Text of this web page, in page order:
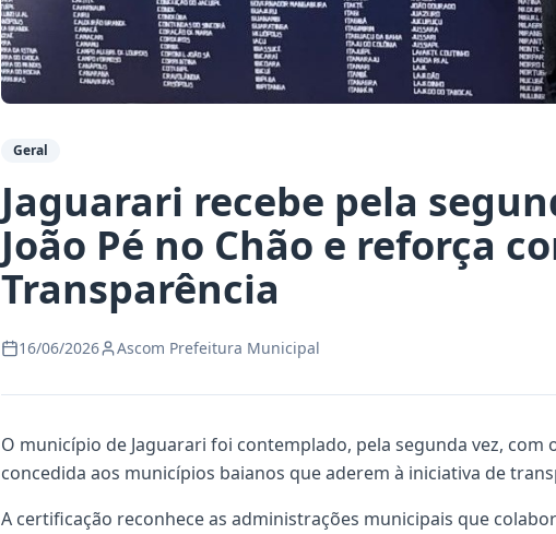
Geral
Jaguarari recebe pela
João Pé no Chão e reforça
Transparência
16/06/2026 Ascom Prefeitura Municipal
O município de Jaguarari foi contemplado, pela segunda vez, com
concedida aos municípios baianos que aderem à iniciativa de
A certificação reconhece as administrações municipais que